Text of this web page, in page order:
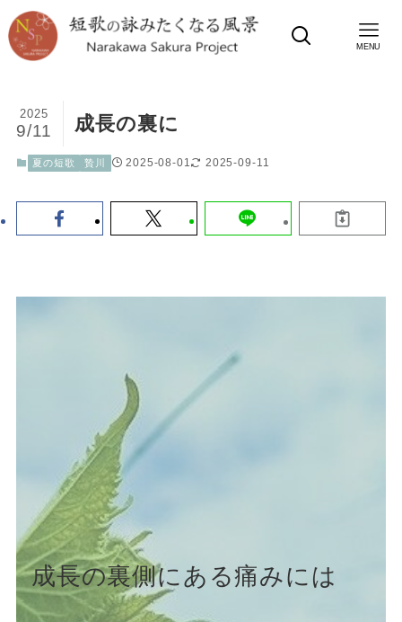
MENU
成長の裏に
2025
9/11
夏の短歌 贄川 2025-08-01 2025-09-11
成長の裏側にある痛みには